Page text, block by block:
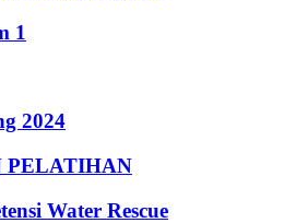
1
2024
PELATIHAN
Water Rescue